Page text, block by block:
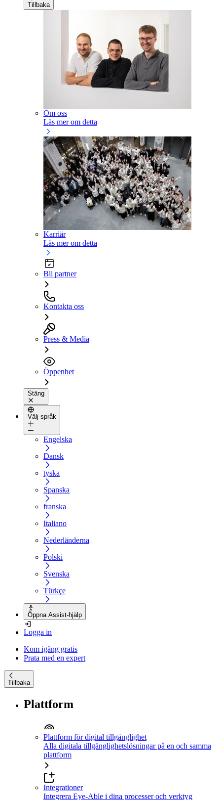
Tillbaka
Om oss
Läs mer om detta
Karriär
Läs mer om detta
Bli partner
Kontakta oss
Press & Media
Öppenhet
Stäng
Välj språk
Engelska
Dansk
tyska
Spanska
franska
Italiano
Nederländerna
Polski
Svenska
Türkçe
Öppna Assist-hjälp
Logga in
Kom igång gratis
Prata med en expert
Tillbaka
Plattform
Plattform för digital tillgänglighet
Alla digitala tillgänglighetslösningar på en och samma
plattform
Integrationer
Integrera Eye-Able i dina processer och verktyg